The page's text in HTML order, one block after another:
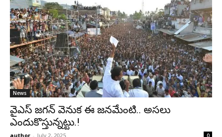
News
వైఎస్‌ జగన్‌ వెనుక ఈ జనమేంటి.. అసలు
ఎందుకొస్తున్నట్టు.!
author - July 2, 2025 0